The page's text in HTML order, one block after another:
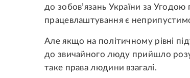
до зобов’язань України за Угодою
працевлаштування є
Але якщо на політичному рівні
до звичайного люду прийшло
таке права людини взагалі.